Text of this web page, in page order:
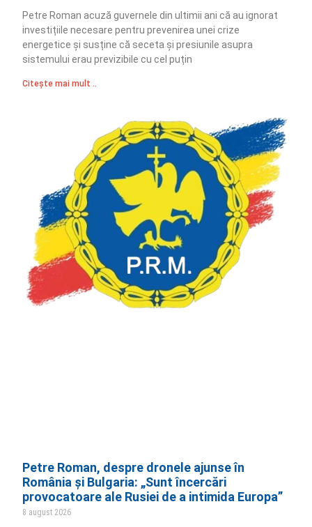
Petre Roman acuză guvernele din ultimii ani că au ignorat
investițiile necesare pentru prevenirea unei crize
energetice și susține că seceta și presiunile asupra
sistemului erau previzibile cu cel puțin
Citește mai mult ..
Petre Roman, despre dronele ajunse în
România și Bulgaria: „Sunt încercări
provocatoare ale Rusiei de a intimida Europa”
8 august 2026